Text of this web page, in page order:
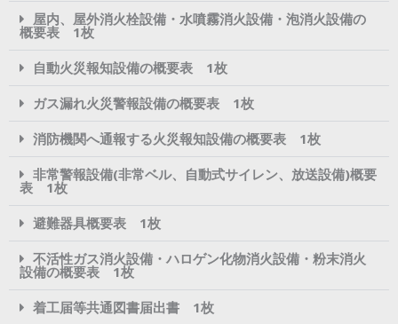
屋内、屋外消火栓設備・水噴霧消火設備・泡消火設備の
概要表 1枚
自動火災報知設備の概要表 1枚
ガス漏れ火災警報設備の概要表 1枚
消防機関へ通報する火災報知設備の概要表 1枚
非常警報設備(非常ベル、自動式サイレン、放送設備)概要
表 1枚
避難器具概要表 1枚
不活性ガス消火設備・ハロゲン化物消火設備・粉末消火
設備の概要表 1枚
着工届等共通図書届出書 1枚